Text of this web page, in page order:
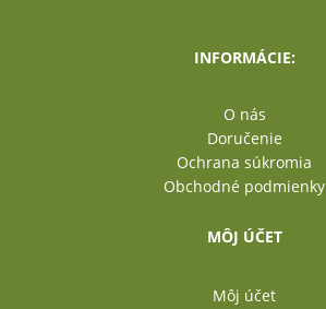
INFORMÁCIE:
O nás
Doručenie
Ochrana súkromia
Obchodné podmienky
MÔJ ÚČET
Môj účet